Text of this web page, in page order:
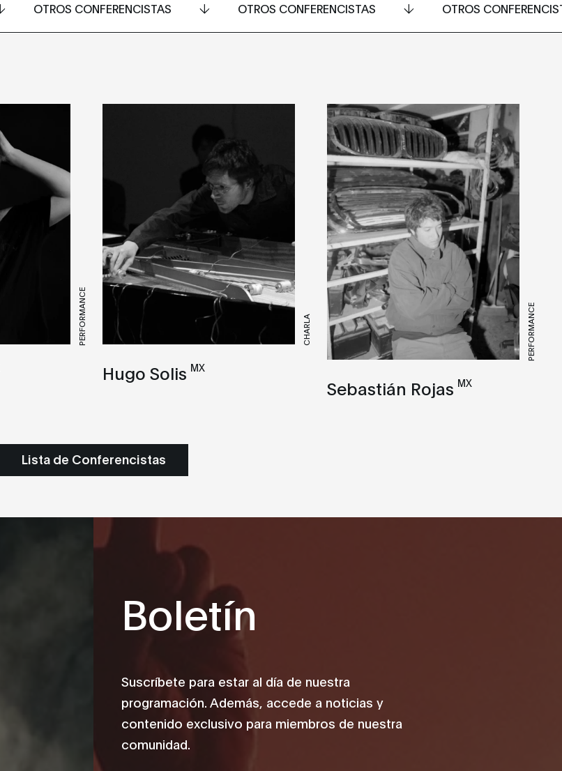
OTROS CONFERENCISTAS OTROS CONFERENCISTAS OTROS
PERFORMANCE CHARLA
Hugo Solis MX
PERFORMANCE
Sebastián Rojas MX
Lista de Conferencistas
Boletín
Suscríbete para estar al día de nuestra
programación. Además, accede a noticias y
contenido exclusivo para miembros de nuestra
comunidad.